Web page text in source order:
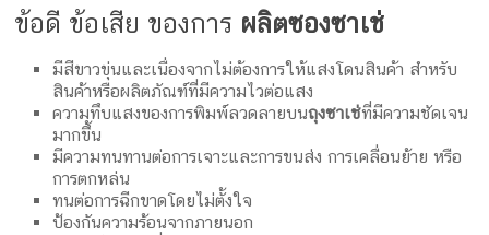
ข้อดี ข้อเสีย ของการ ผลิตซองซาเช่
มีสีขาวขุ่นและเนื่องจากไม่ต้องการให้แสงโดนสินค้า สำหรับ
สินค้าหรือผลิตภัณฑ์ที่มีความไวต่อแสง
ความทึบแสงของการพิมพ์ลวดลายบนถุงซาเช่ที่มีความชัดเจน
มากขึ้น
มีความทนทานต่อการเจาะและการขนส่ง การเคลื่อนย้าย หรือ
การตกหล่น
ทนต่อการฉีกขาดโดยไม่ตั้งใจ
ป้องกันความร้อนจากภายนอก